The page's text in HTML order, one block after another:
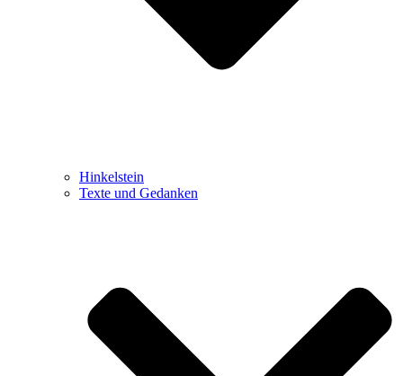
Hinkelstein
Texte und Gedanken